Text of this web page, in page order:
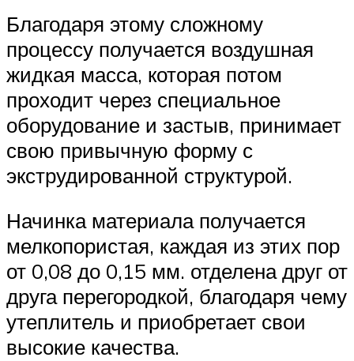
Благодаря этому сложному
процессу получается воздушная
жидкая масса, которая потом
проходит через специальное
оборудование и застыв, принимает
свою привычную форму с
экструдированной структурой.
Начинка материала получается
мелкопористая, каждая из этих пор
от 0,08 до 0,15 мм. отделена друг от
друга перегородкой, благодаря чему
утеплитель и приобретает свои
высокие качества.